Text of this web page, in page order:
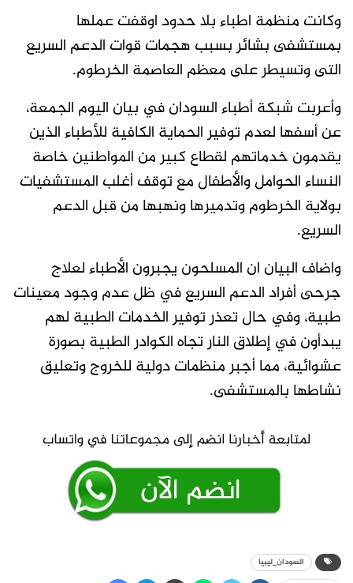
وكانت منظمة اطباء بلا حدود اوقفت عملها
بمستشفى بشائر بسبب هجمات قوات الدعم السريع
التى وتسيطر على معظم العاصمة الخرطوم.
وأعربت شبكة أطباء السودان في بيان اليوم الجمعة،
عن أسفها لعدم توفير الحماية الكافية للأطباء الذين
يقدمون خدماتهم لقطاع كبير من المواطنين خاصة
النساء الحوامل والأطفال مع توقف أغلب المستشفيات
بولاية الخرطوم وتدميرها ونهبها من قبل الدعم
السريع.
واضاف البيان ان المسلحون يجبرون الأطباء لعلاج
جرحى أفراد الدعم السريع في ظل عدم وجود معينات
طبية، وفي حال تعذر توفير الخدمات الطبية لهم
يبدأون في إطلاق النار تجاه الكوادر الطبية بصورة
عشوائية، مما أجبر منظمات دولية للخروج وتعليق
نشاطها بالمستشفى.
السودان_ليبيا